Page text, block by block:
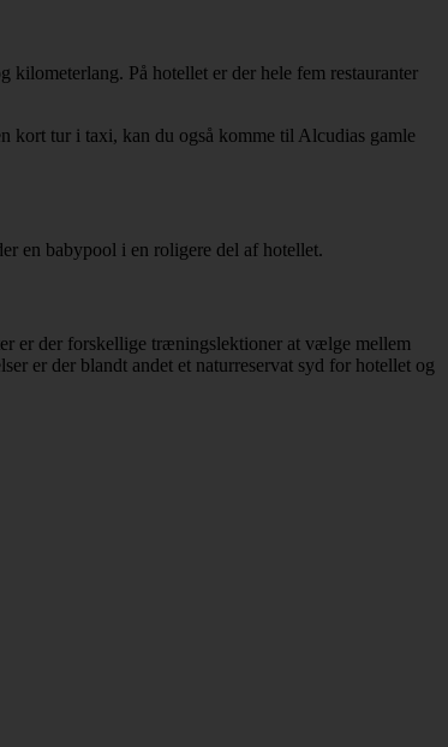
På hotellet er der hele fem restauranter
kort tur i taxi, kan du også komme til Alcudias gamle
en babypool i en roligere del af hotellet.
er der forskellige træningslektioner at vælge mellem
er der blandt andet et naturreservat syd for hotellet og